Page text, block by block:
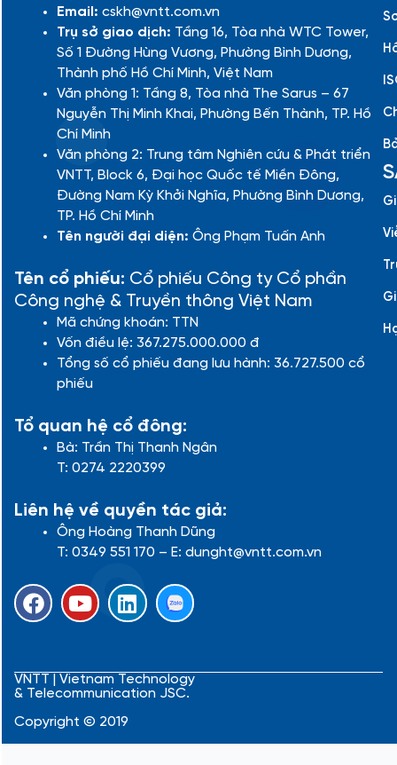
Email: cskh@vntt.com.vn
Trụ sở giao dịch: Tầng 16, Tòa nhà WTC Tower,
Số 1 Đường Hùng Vương, Phường Bình Dương,
Thành phố Hồ Chí Minh, Việt Nam
Văn phòng 1: Tầng 8, Tòa nhà The Sarus – 67
Nguyễn Thị Minh Khai, Phường Bến Thành, TP. Hồ
Chí Minh
Văn phòng 2: Trung tâm Nghiên cứu & Phát triển
VNTT, Block 6, Đại học Quốc tế Miền Đông,
Đường Nam Kỳ Khởi Nghĩa, Phường Bình Dương,
TP. Hồ Chí Minh
Tên người đại diện: Ông Phạm Tuấn Anh
Tên cổ phiếu: Cổ phiếu Công ty Cổ phần
Công nghệ & Truyền thông Việt Nam
Mã chứng khoán: TTN
Vốn điều lệ: 367.275.000.000 đ
Tổng số cổ phiếu đang lưu hành: 36.727.500 cổ
phiếu
Tổ quan hệ cổ đông:
Bà: Trần Thị Thanh Ngân
T: 0274 2220399
Liên hệ về quyền tác giả:
Ông Hoàng Thanh Dũng
T: 0349 551 170 – E: dunght@vntt.com.vn
F
a
b
o
o
k
Y
o
u
b
e
L
i
e
d
i
n
VNTT | Vietnam Technology
& Telecommunication JSC.
Copyright © 2019